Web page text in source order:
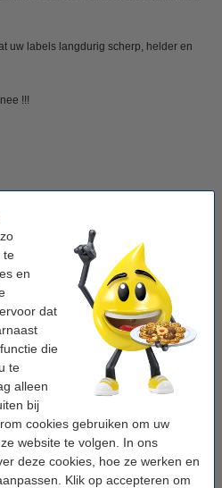
te
en
dat
die
te
alleen
bij
cookies gebruiken om uw
website te volgen. In ons
deze cookies, hoe ze werken en
Klik op accepteren om
uw labels langdurig scherp, helder en
!!!